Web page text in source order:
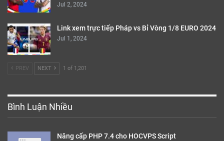
Jul 2, 2024
Link xem trực tiếp Pháp vs Bỉ Vòng 1/8 EURO 2024
Jul 1, 2024
PREV NEXT 1 of 1,201
Bình Luận Nhiều
Nâng cấp PHP 7.4 cho HOCVPS Script